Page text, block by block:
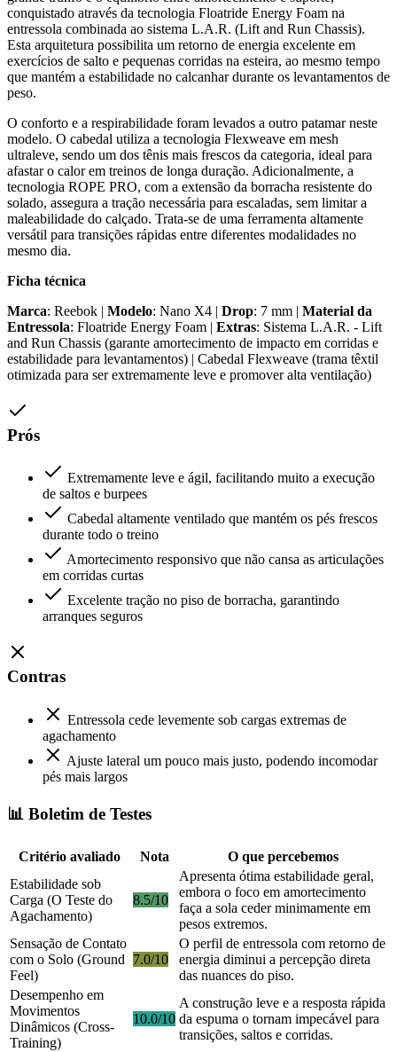
conquistado através da tecnologia Floatride Energy Foam na
entressola combinada ao sistema L.A.R. (Lift and Run Chassis).
Esta arquitetura possibilita um retorno de energia excelente em
exercícios de salto e pequenas corridas na esteira, ao mesmo tempo
que mantém a estabilidade no calcanhar durante os levantamentos de
peso.
O conforto e a respirabilidade foram levados a outro patamar neste
modelo. O cabedal utiliza a tecnologia Flexweave em mesh
ultraleve, sendo um dos tênis mais frescos da categoria, ideal para
afastar o calor em treinos de longa duração. Adicionalmente, a
tecnologia ROPE PRO, com a extensão da borracha resistente do
solado, assegura a tração necessária para escaladas, sem limitar a
maleabilidade do calçado. Trata-se de uma ferramenta altamente
versátil para transições rápidas entre diferentes modalidades no
mesmo dia.
Ficha técnica
Marca: Reebok | Modelo: Nano X4 | Drop: 7 mm | Material da
Entressola: Floatride Energy Foam | Extras: Sistema L.A.R. - Lift
and Run Chassis (garante amortecimento de impacto em corridas e
estabilidade para levantamentos) | Cabedal Flexweave (trama têxtil
otimizada para ser extremamente leve e promover alta ventilação)
Prós
Extremamente leve e ágil, facilitando muito a execução
de saltos e burpees
Cabedal altamente ventilado que mantém os pés frescos
durante todo o treino
Amortecimento responsivo que não cansa as articulações
em corridas curtas
Excelente tração no piso de borracha, garantindo
arranques seguros
Contras
Entressola cede levemente sob cargas extremas de
agachamento
Ajuste lateral um pouco mais justo, podendo incomodar
pés mais largos
📊 Boletim de Testes
Critério avaliado Nota
O que percebemos
Estabilidade sob
Carga (O Teste do
Agachamento)
8.5/10
Apresenta ótima estabilidade geral,
embora o foco em amortecimento
faça a sola ceder minimamente em
pesos extremos.
Sensação de Contato
com o Solo (Ground
Feel)
7.0/10
O perfil de entressola com retorno de
energia diminui a percepção direta
das nuances do piso.
Desempenho em
Movimentos
Dinâmicos (Cross-
Training)
10.0/10
A construção leve e a resposta rápida
da espuma o tornam impecável para
transições, saltos e corridas.